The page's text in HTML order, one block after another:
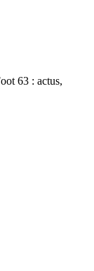
63 : actus,